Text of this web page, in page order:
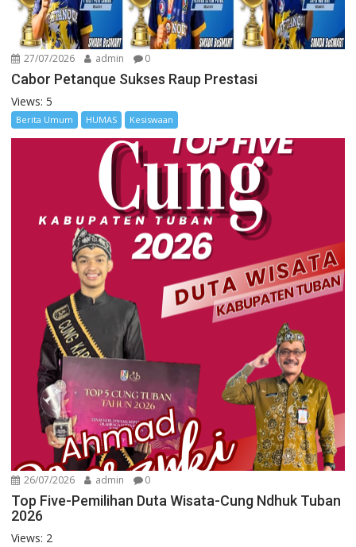
27/07/2026 admin 0
Cabor Petanque Sukses Raup Prestasi
Views: 5
Berita Umum HUMAS Kesiswaan
26/07/2026 admin 0
Top Five-Pemilihan Duta Wisata-Cung Ndhuk Tuban
2026
Views: 2